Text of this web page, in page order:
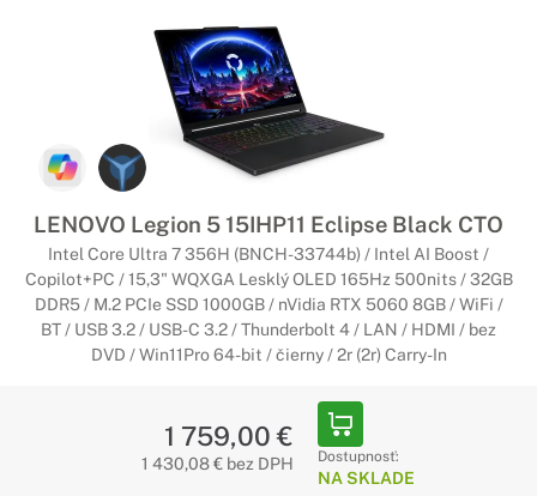
Herné notebooky Lenovo do 1000 EUR
Zlatá stredná cesta
Tieto notebooky budú vyhovujúce pre väčšinu hráčov.
Ukrývajú v sebe výkonné komponenty a účinné chladenie,
ktoré im umožní zachovať si svoj výkon.
Herné notebooky Lenovo do 2000
EUR
Maximálny výkon pre hardcore hráčov
Hľadáš skutočný herný stroj? V tom prípade pozeraj herné
notebooky Lenovo s cenovkou do 2000 €. Tie v sebe majú tie
Výkonné herné notebooky Lenovo pre
LENOVO Legion 5 15IHP11 Eclipse Black CTO
Intel Core Ultra 7 356H (BNCH-33744b) / Intel AI Boost /
Copilot+PC / 15,3" WQXGA Lesklý OLED 165Hz 500nits / 32GB
DDR5 / M.2 PCIe SSD 1000GB / nVidia RTX 5060 8GB / WiFi /
BT / USB 3.2 / USB-C 3.2 / Thunderbolt 4 / LAN / HDMI / bez
DVD / Win11Pro 64-bit / čierny / 2r (2r) Carry-In
1 759,00 €
1 430,08 € bez DPH Dostupnosť:
NA SKLADE